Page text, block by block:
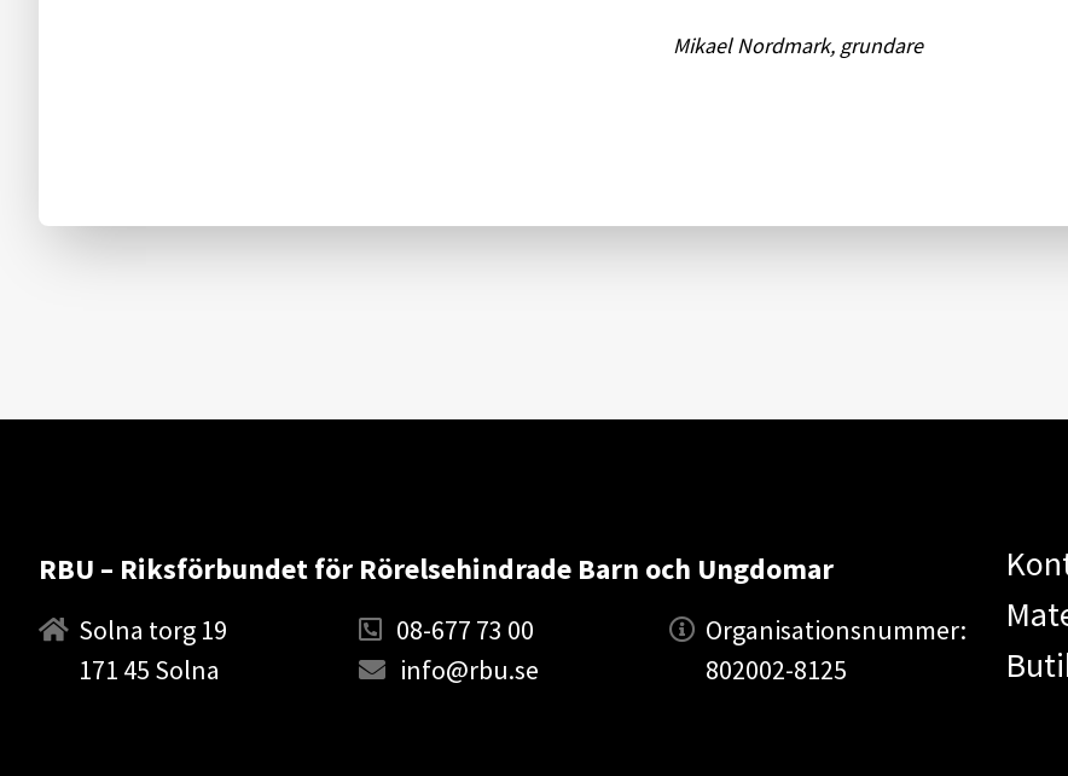
Mikael Nordmark, grundare
RBU – Riksförbundet för Rörelsehindrade Barn och Ungdomar
Solna torg 19
171 45 Solna
08-677 73 00
info@rbu.se
Organisationsnummer:
802002-8125